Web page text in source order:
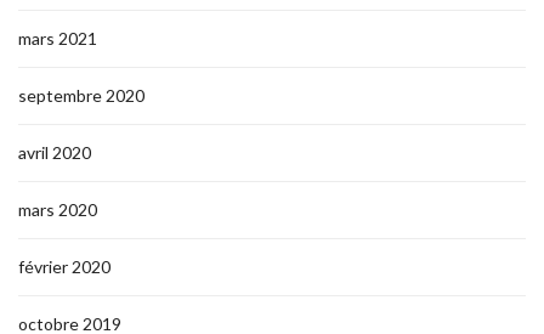
mars 2021
septembre 2020
avril 2020
mars 2020
février 2020
octobre 2019